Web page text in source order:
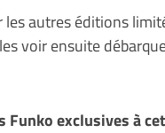
les autres éditions
voir ensuite
Funko exclusives à